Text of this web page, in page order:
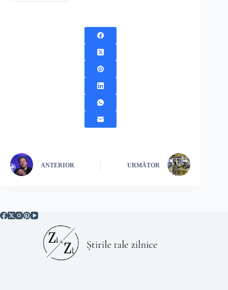
ANTERIOR URMĂTOR